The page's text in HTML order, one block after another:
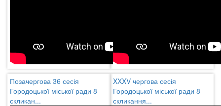
Позачергова 36 сесія
Городоцької міської ради 8
скликан...
XXXV чергова сесія
Городоцької міської ради 8
скликання...